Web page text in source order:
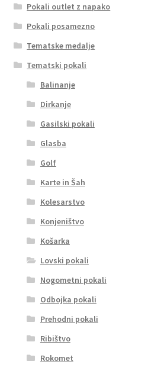
Pokali outlet z napako
Pokali posamezno
Tematske medalje
Tematski pokali
Balinanje
Dirkanje
Gasilski pokali
Glasba
Golf
Karte in Šah
Kolesarstvo
Konjeništvo
Košarka
Lovski pokali
Nogometni pokali
Odbojka pokali
Prehodni pokali
Ribištvo
Rokomet